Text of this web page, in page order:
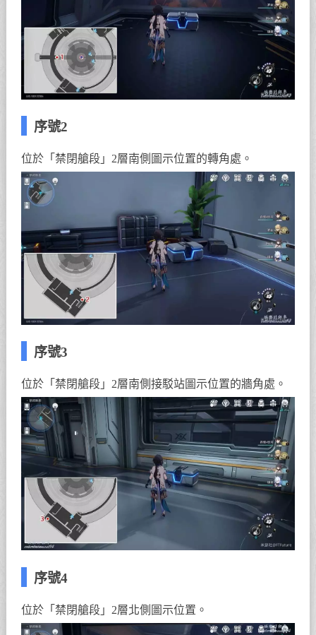
序號2
位於「禁閉艙段」2層南側圖示位置的轉角處。
序號3
位於「禁閉艙段」2層南側接駁站圖示位置的牆角處。
序號4
位於「禁閉艙段」2層北側圖示位置。